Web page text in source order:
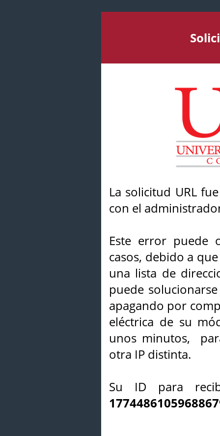
La solicitud URL
con el
Este error puede
casos, debido a
una lista de
puede
apagando por
eléctrica de su
unos minutos,
otra IP distinta.
Su ID para